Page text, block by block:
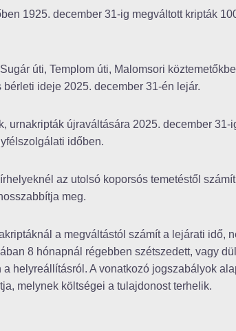
1925. december 31-ig megváltott kripták
úti, Templom úti, Malomsori
ideje 2025. december 31-én lejár.
urnakripták újraváltására 2025. december 31-
időben.
az utolsó koporsós temetéstől
meg.
a megváltástól számít a lejárati idő,
8 hónapnál régebben szétszedett, vagy
helyreállításról. A vonatkozó jogszabályok
melynek költségei a tulajdonost terhelik.